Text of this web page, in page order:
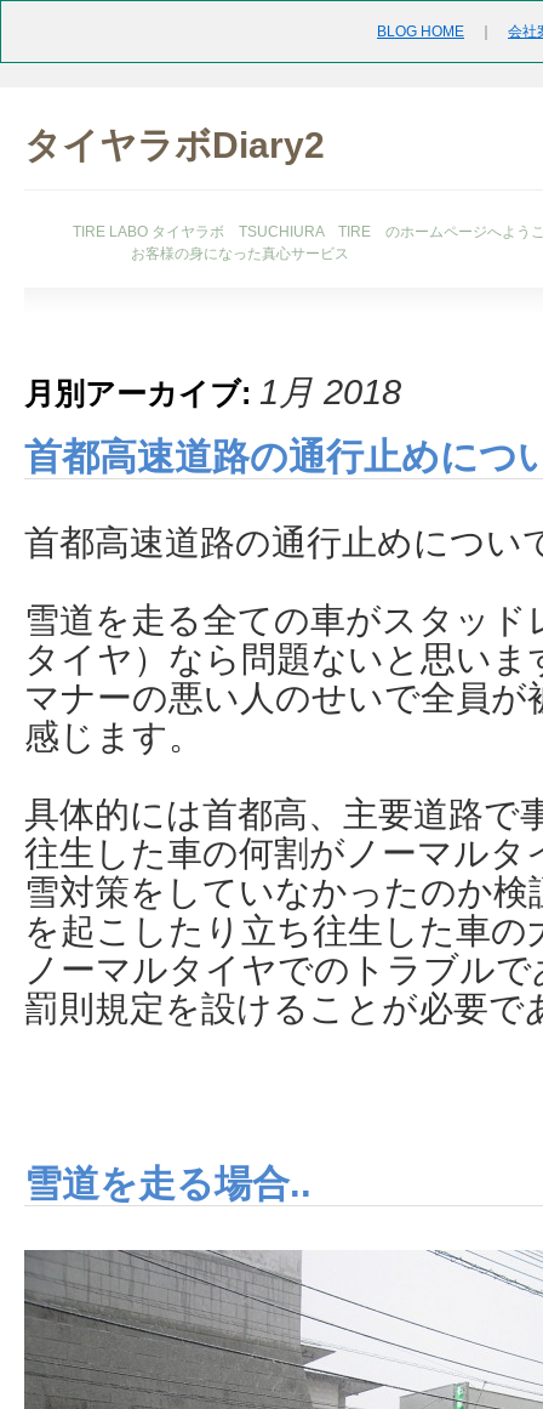
BLOG HOME 会社
タイヤラボDiary2
TIRE LABO タイヤラボ TSUCHIURA TIRE のホームページへよう
お客様の身になった真心サービス
月別アーカイブ: 1月 2018
首都高速道路の通行止めにつ
首都高速道路の通行止めについ
雪道を走る全ての車がスタッ
タイヤ）なら問題ないと思いま
マナーの悪い人のせいで全員
感じます。
具体的には首都高、主要道路で
往生した車の何割がノーマルタ
雪対策をしていなかったのか
を起こしたり立ち往生した車の
ノーマルタイヤでのトラブル
罰則規定を設けることが必要で
雪道を走る場合..